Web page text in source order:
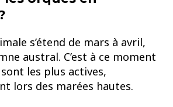
s’étend de mars à avril,
austral. C’est à ce moment
les plus actives,
lors des marées hautes.